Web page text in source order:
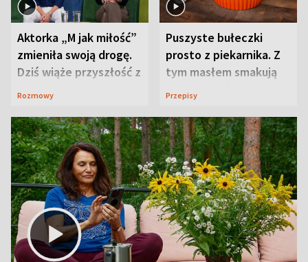
Aktorka „M jak miłość”
zmieniła swoją drogę.
Dziś wiąże przyszłość z
neurobiologią
Rozmowy
Puszyste bułeczki
prosto z piekarnika. Z
tym masłem smakują
jeszcze lepiej
Przepisy